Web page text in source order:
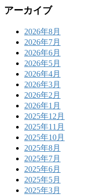
アーカイブ
2026年8月
2026年7月
2026年6月
2026年5月
2026年4月
2026年3月
2026年2月
2026年1月
2025年12月
2025年11月
2025年10月
2025年8月
2025年7月
2025年6月
2025年5月
2025年3月